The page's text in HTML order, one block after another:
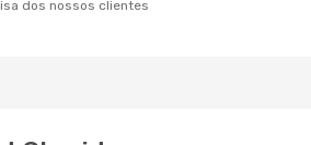
dos nossos clientes